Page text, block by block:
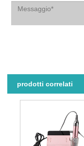
prodotti correlati